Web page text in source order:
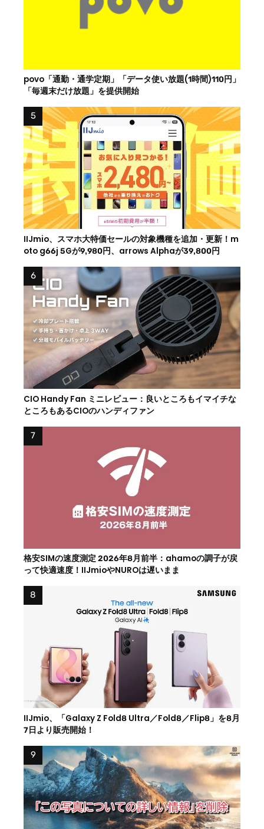
povo「通勤・通学定期」「データ使い放題(1時間)110円」
「毎週末だけ放題」を提供開始
IIJmio、スマホ大特価セールの対象機種を追加・更新！m
oto g66j 5Gが9,980円、arrows Alphaが39,800円
CIO Handy Fan ミニレビュー：良いところもイマイチな
ところもあるCIOのハンディファン
格安SIMの速度測定 2026年8月前半：ahamoの調子が戻
って快適速度！IIJmioやNUROは遅いまま
IIJmio、「Galaxy Z Fold8 Ultra／Fold8／Flip8」を8月
7日より販売開始！